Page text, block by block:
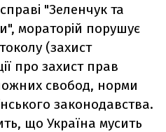
"Зеленчук та
мораторій порушує
(захист
про захист прав
свобод, норми
законодавства.
що Україна мусить